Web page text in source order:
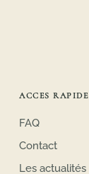
ACCES RAPIDE
FAQ
Contact
Les actualités